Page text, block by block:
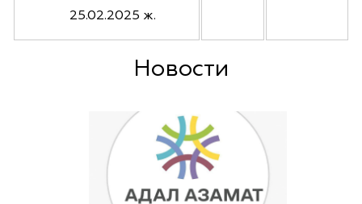
25.02.2025 ж.
Новости